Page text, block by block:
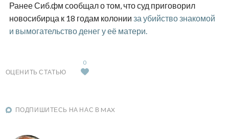
Ранее Сиб.фм сообщал о том, что суд приговорил
новосибирца к 18 годам колонии за убийство знакомой
и вымогательство денег у её матери.
ОЦЕНИТЬ СТАТЬЮ
0
ПОДПИШИТЕСЬ НА НАС В MAX